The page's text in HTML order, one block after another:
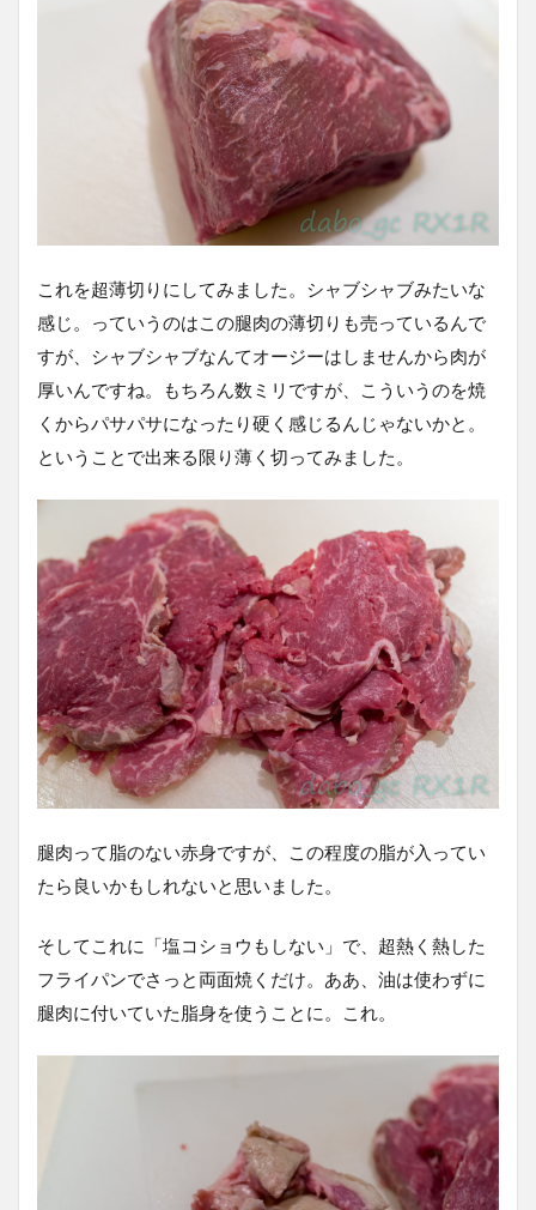
これを超薄切りにしてみました。シャブシャブみたいな
感じ。っていうのはこの腿肉の薄切りも売っているんで
すが、シャブシャブなんてオージーはしませんから肉が
厚いんですね。もちろん数ミリですが、こういうのを焼
くからパサパサになったり硬く感じるんじゃないかと。
ということで出来る限り薄く切ってみました。
腿肉って脂のない赤身ですが、この程度の脂が入ってい
たら良いかもしれないと思いました。
そしてこれに「塩コショウもしない」で、超熱く熱した
フライパンでさっと両面焼くだけ。ああ、油は使わずに
腿肉に付いていた脂身を使うことに。これ。